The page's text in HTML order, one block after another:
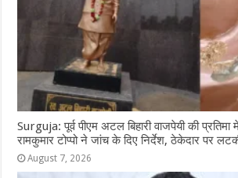
Surguja: पूर्व पीएम अटल बिहारी वाजपेयी की प्रतिमा
रामकुमार टोप्पो ने जांच के दिए निर्देश, ठेकेदार पर
August 7, 2026